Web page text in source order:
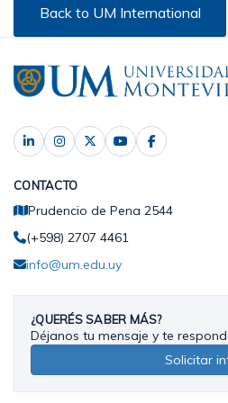
Back to UM International
CONTACTO
Prudencio de Pena 2544
(+598) 2707 4461
info@um.edu.uy
¿QUERÉS SABER MÁS?
Déjanos tu mensaje y te
Solicitar